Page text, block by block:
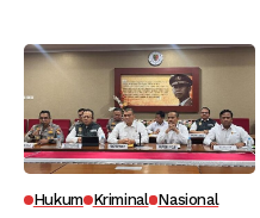
Hukum Kriminal Nasional